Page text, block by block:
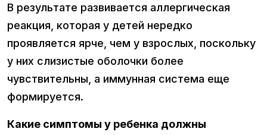
В результате развивается аллергическая
реакция, которая у детей нередко
проявляется ярче, чем у взрослых, поскольку
у них слизистые оболочки более
чувствительны, а иммунная система еще
формируется.
Какие симптомы у ребенка должны